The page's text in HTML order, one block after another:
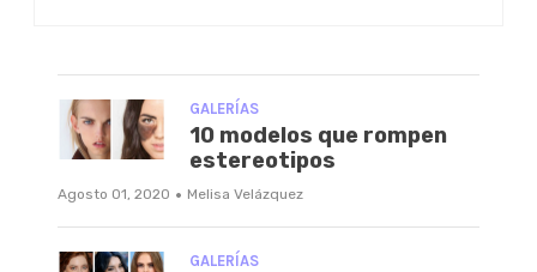
GALERÍAS
10 modelos que rompen
estereotipos
Agosto 01, 2020 · Melisa Velázquez
GALERÍAS